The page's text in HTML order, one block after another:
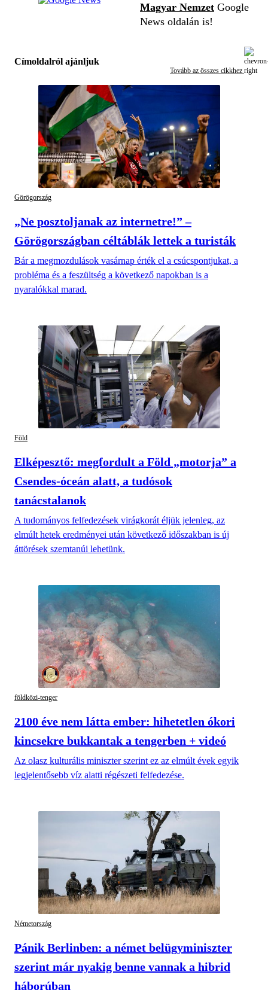
Magyar Nemzet Google
News oldalán is!
Címoldalról ajánljuk
Tovább az összes cikkhez
Görögország
„Ne posztoljanak az internetre!” –
Görögországban céltáblák lettek a turisták
Bár a megmozdulások vasárnap érték el a csúcspontjukat, a
probléma és a feszültség a következő napokban is a
nyaralókkal marad.
Föld
Elképesztő: megfordult a Föld „motorja” a
Csendes-óceán alatt, a tudósok
tanácstalanok
A tudományos felfedezések virágkorát éljük jelenleg, az
elmúlt hetek eredményei után következő időszakban is új
áttörések szemtanúi lehetünk.
földközi-tenger
2100 éve nem látta ember: hihetetlen ókori
kincsekre bukkantak a tengerben + videó
Az olasz kulturális miniszter szerint ez az elmúlt évek egyik
legjelentősebb víz alatti régészeti felfedezése.
Németország
Pánik Berlinben: a német belügyminiszter
szerint már nyakig benne vannak a hibrid
háborúban